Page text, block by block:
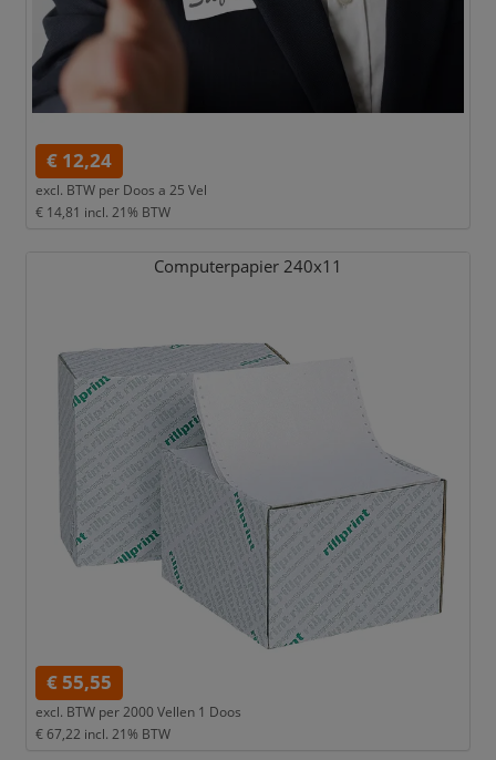
€ 12,24
excl. BTW per Doos a 25 Vel
€ 14,81 incl. 21% BTW
Computerpapier 240x11
€ 55,55
excl. BTW per2000 Vellen 1 Doos
€ 67,22 incl. 21% BTW